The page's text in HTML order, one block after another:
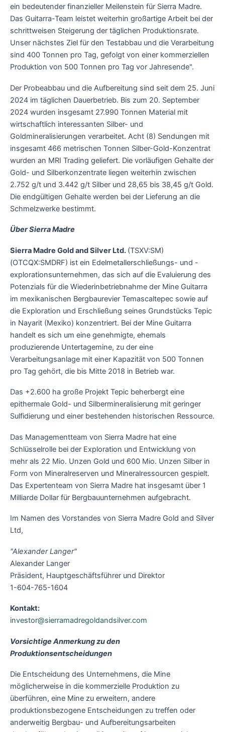
ein bedeutender finanzieller Meilenstein für Sierra Madre.
Das Guitarra-Team leistet weiterhin großartige Arbeit bei der
schrittweisen Steigerung der täglichen Produktionsrate.
Unser nächstes Ziel für den Testabbau und die Verarbeitung
sind 400 Tonnen pro Tag, gefolgt von einer kommerziellen
Produktion von 500 Tonnen pro Tag vor Jahresende".
Der Probeabbau und die Aufbereitung sind seit dem 25. Juni
2024 im täglichen Dauerbetrieb. Bis zum 20. September
2024 wurden insgesamt 27.990 Tonnen Material mit
wirtschaftlich interessanten Silber- und
Goldmineralisierungen verarbeitet. Acht (8) Sendungen mit
insgesamt 466 metrischen Tonnen Silber-Gold-Konzentrat
wurden an MRI Trading geliefert. Die vorläufigen Gehalte der
Gold- und Silberkonzentrate liegen weiterhin zwischen
2.752 g/t und 3.442 g/t Silber und 28,65 bis 38,45 g/t Gold.
Die endgültigen Gehalte werden bei der Lieferung an die
Schmelzwerke bestimmt.
Über Sierra Madre
Sierra Madre Gold and Silver Ltd. (TSXV:SM)
(OTCQX:SMDRF) ist ein Edelmetallerschließungs- und -
explorationsunternehmen, das sich auf die Evaluierung des
Potenzials für die Wiederinbetriebnahme der Mine Guitarra
im mexikanischen Bergbaurevier Temascaltepec sowie auf
die Exploration und Erschließung seines Grundstücks Tepic
in Nayarit (Mexiko) konzentriert. Bei der Mine Guitarra
handelt es sich um eine genehmigte, ehemals
produzierende Untertagemine, zu der eine
Verarbeitungsanlage mit einer Kapazität von 500 Tonnen
pro Tag gehört, die bis Mitte 2018 in Betrieb war.
Das +2.600 ha große Projekt Tepic beherbergt eine
epithermale Gold- und Silbermineralisierung mit geringer
Sulfidierung und einer bestehenden historischen Ressource.
Das Managementteam von Sierra Madre hat eine
Schlüsselrolle bei der Exploration und Entwicklung von
mehr als 22 Mio. Unzen Gold und 600 Mio. Unzen Silber in
Form von Mineralreserven und Mineralressourcen gespielt.
Das Expertenteam von Sierra Madre hat insgesamt über 1
Milliarde Dollar für Bergbauunternehmen aufgebracht.
Im Namen des Vorstandes von Sierra Madre Gold and Silver
Ltd,
"Alexander Langer"
Alexander Langer
Präsident, Hauptgeschäftsführer und Direktor
1-604-765-1604
Kontakt:
investor@sierramadregoldandsilver.com
Vorsichtige Anmerkung zu den
Produktionsentscheidungen
Die Entscheidung des Unternehmens, die Mine
möglicherweise in die kommerzielle Produktion zu
überführen, eine Mine zu erweitern, andere
produktionsbezogene Entscheidungen zu treffen oder
anderweitig Bergbau- und Aufbereitungsarbeiten